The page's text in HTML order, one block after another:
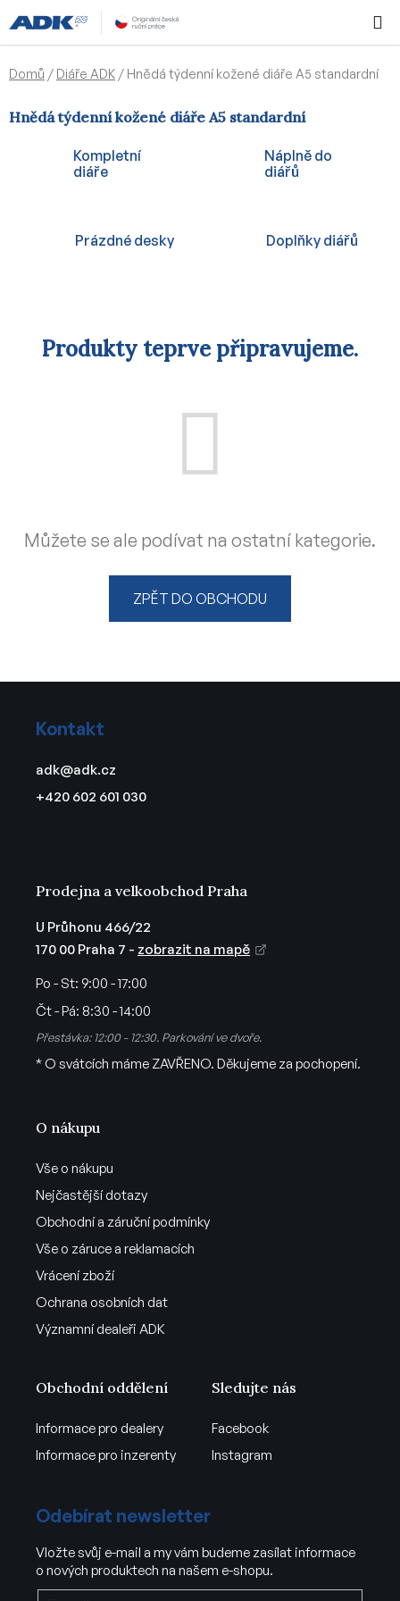
na
obsah
KOŠÍK
Domů / Diáře ADK / Hnědá týdenní kožené diáře A5 standardní
Hnědá týdenní kožené diáře A5 standardní
Kompletní
diáře
Náplně do
diářů
Prázdné desky Doplňky diářů
Produkty teprve připravujeme.
Můžete se ale podívat na ostatní kategorie.
ZPĚT DO OBCHODU
Kontakt
adk@adk.cz
+420 602 601 030
O nákupu
Vše o nákupu
Nejčastější dotazy
Obchodní a záruční podmínky
Vše o záruce a reklamacích
Vrácení zboží
Ochrana osobních dat
Významní dealeři ADK
Prodejna a velkoobchod Praha
U Průhonu 466/22
170 00 Praha 7 - zobrazit na mapě
Po - St: 9:00 - 17:00
Čt - Pá: 8:30 - 14:00
Přestávka: 12:00 - 12:30. Parkování ve dvoře.
* O svátcích máme ZAVŘENO. Děkujeme za pochopení.
Obchodní oddělení
Informace pro dealery
Informace pro inzerenty
Sledujte nás
Facebook
Instagram
Odebírat newsletter
Vložte svůj e-mail a my vám budeme zasílat informace
o nových produktech na našem e-shopu.